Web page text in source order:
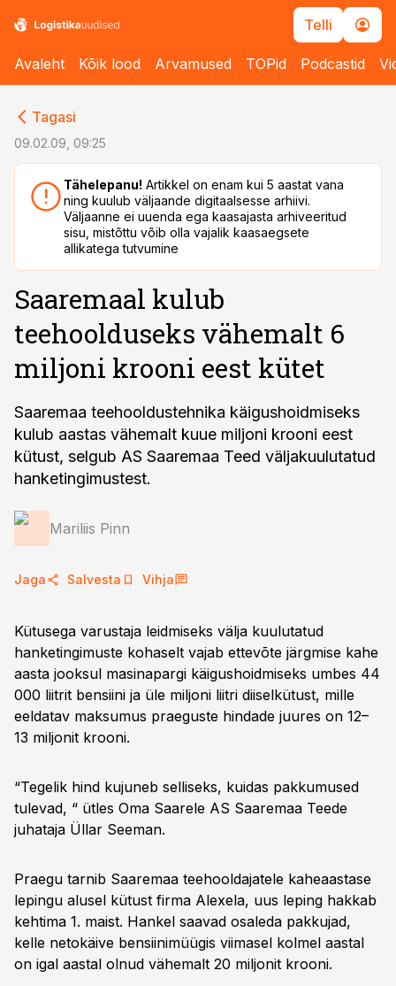
Telli
Avaleht Kõik lood Arvamused TOPid Podcastid
Tagasi
09.02.09, 09:25
Tähelepanu! Artikkel on enam kui 5 aastat vana
ning kuulub väljaande digitaalsesse arhiivi.
Väljaanne ei uuenda ega kaasajasta arhiveeritud
sisu, mistõttu võib olla vajalik kaasaegsete
allikatega tutvumine
Saaremaal kulub
teehoolduseks vähemalt 6
miljoni krooni eest kütet
Saaremaa teehooldustehnika käigushoidmiseks
kulub aastas vähemalt kuue miljoni krooni eest
kütust, selgub AS Saaremaa Teed väljakuulutatud
hanketingimustest.
Mariliis Pinn
Jaga Salvesta Vihja
Kütusega varustaja leidmiseks välja kuulutatud
hanketingimuste kohaselt vajab ettevõte järgmise kahe
aasta jooksul masinapargi käigushoidmiseks umbes 44
000 liitrit bensiini ja üle miljoni liitri diiselkütust, mille
eeldatav maksumus praeguste hindade juures on 12–
13 miljonit krooni.
“Tegelik hind kujuneb selliseks, kuidas pakkumused
tulevad, “ ütles Oma Saarele AS Saaremaa Teede
juhataja Üllar Seeman.
Praegu tarnib Saaremaa teehooldajatele kaheaastase
lepingu alusel kütust firma Alexela, uus leping hakkab
kehtima 1. maist. Hankel saavad osaleda pakkujad,
kelle netokäive bensiinimüügis viimasel kolmel aastal
on igal aastal olnud vähemalt 20 miljonit krooni.